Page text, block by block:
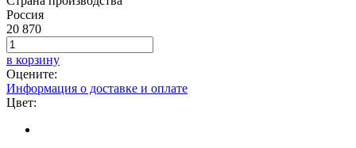
Россия
20 870
в корзину
Оцените:
Информация о доставке и оплате
Цвет: